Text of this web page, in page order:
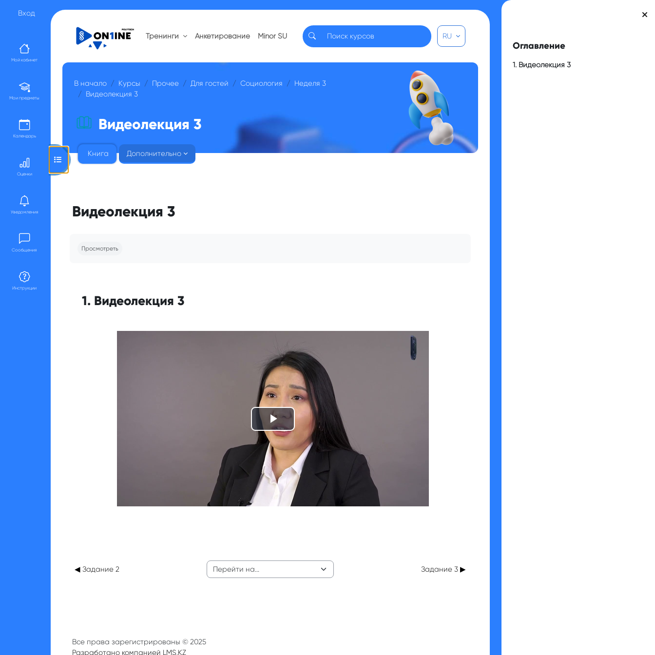
Вход
Мой кабинет
Мои предметы
Календарь
Оценки
Уведомления
Сообщения
Инструкции
Блоки
Оглавление
1. Видеолекция 3
Тренинги Анкетирование Minor SU RU
В начало Курсы Прочее Для гостей Социология
Неделя 3
Видеолекция 3
Видеолекция 3
Книга Дополнительно
Открыть оглавление курса
Видеолекция 3
Просмотреть
1. Видеолекция 3
Воспроизвести
видео
◀︎ Задание 2
Перейти на...
Задание 3 ▶︎
Все права зарегистрированы © 2025
Разработано компанией LMS.KZ